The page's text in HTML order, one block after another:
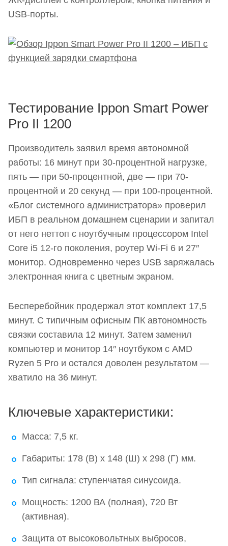
USB-порты.
Тестирование Ippon Smart Power
Pro II 1200
Производитель заявил время автономной
работы: 16 минут при 30-процентной нагрузке,
пять — при 50-процентной, две — при 70-
процентной и 20 секунд — при 100-процентной.
«Блог системного администратора» проверил
ИБП в реальном домашнем сценарии и запитал
от него неттоп с ноутбучным процессором Intel
Core i5 12-го поколения, роутер Wi-Fi 6 и 27″
монитор. Одновременно через USB заряжалась
электронная книга с цветным экраном.
Бесперебойник продержал этот комплект 17,5
минут. С типичным офисным ПК автономность
связки составила 12 минут. Затем заменил
компьютер и монитор 14″ ноутбуком с AMD
Ryzen 5 Pro и остался доволен результатом —
хватило на 36 минут.
Ключевые характеристики:
Масса: 7,5 кг.
Габариты: 178 (В) х 148 (Ш) х 298 (Г) мм.
Тип сигнала: ступенчатая синусоида.
Мощность: 1200 ВА (полная), 720 Вт
(активная).
Защита от высоковольтных выбросов,